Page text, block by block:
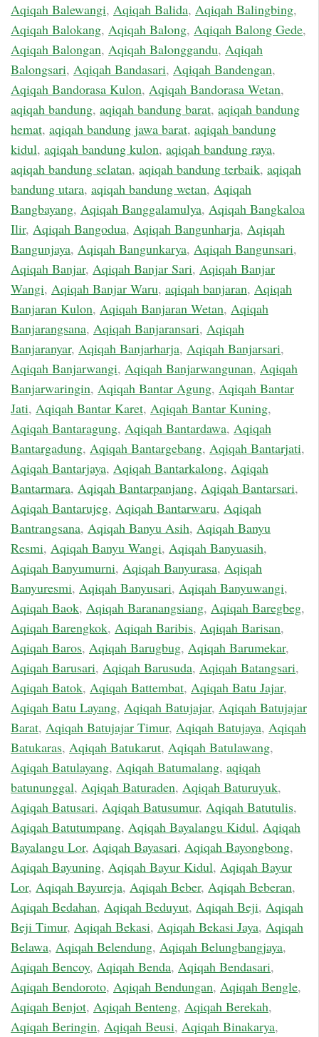
Aqiqah Balewangi, Aqiqah Balida, Aqiqah Balingbing,
Aqiqah Balokang, Aqiqah Balong, Aqiqah Balong Gede,
Aqiqah Balongan, Aqiqah Balonggandu, Aqiqah
Balongsari, Aqiqah Bandasari, Aqiqah Bandengan,
Aqiqah Bandorasa Kulon, Aqiqah Bandorasa Wetan,
aqiqah bandung, aqiqah bandung barat, aqiqah bandung
hemat, aqiqah bandung jawa barat, aqiqah bandung
kidul, aqiqah bandung kulon, aqiqah bandung raya,
aqiqah bandung selatan, aqiqah bandung terbaik, aqiqah
bandung utara, aqiqah bandung wetan, Aqiqah
Bangbayang, Aqiqah Banggalamulya, Aqiqah Bangkaloa
Ilir, Aqiqah Bangodua, Aqiqah Bangunharja, Aqiqah
Bangunjaya, Aqiqah Bangunkarya, Aqiqah Bangunsari,
Aqiqah Banjar, Aqiqah Banjar Sari, Aqiqah Banjar
Wangi, Aqiqah Banjar Waru, aqiqah banjaran, Aqiqah
Banjaran Kulon, Aqiqah Banjaran Wetan, Aqiqah
Banjarangsana, Aqiqah Banjaransari, Aqiqah
Banjaranyar, Aqiqah Banjarharja, Aqiqah Banjarsari,
Aqiqah Banjarwangi, Aqiqah Banjarwangunan, Aqiqah
Banjarwaringin, Aqiqah Bantar Agung, Aqiqah Bantar
Jati, Aqiqah Bantar Karet, Aqiqah Bantar Kuning,
Aqiqah Bantaragung, Aqiqah Bantardawa, Aqiqah
Bantargadung, Aqiqah Bantargebang, Aqiqah Bantarjati,
Aqiqah Bantarjaya, Aqiqah Bantarkalong, Aqiqah
Bantarmara, Aqiqah Bantarpanjang, Aqiqah Bantarsari,
Aqiqah Bantarujeg, Aqiqah Bantarwaru, Aqiqah
Bantrangsana, Aqiqah Banyu Asih, Aqiqah Banyu
Resmi, Aqiqah Banyu Wangi, Aqiqah Banyuasih,
Aqiqah Banyumurni, Aqiqah Banyurasa, Aqiqah
Banyuresmi, Aqiqah Banyusari, Aqiqah Banyuwangi,
Aqiqah Baok, Aqiqah Baranangsiang, Aqiqah Baregbeg,
Aqiqah Barengkok, Aqiqah Baribis, Aqiqah Barisan,
Aqiqah Baros, Aqiqah Barugbug, Aqiqah Barumekar,
Aqiqah Barusari, Aqiqah Barusuda, Aqiqah Batangsari,
Aqiqah Batok, Aqiqah Battembat, Aqiqah Batu Jajar,
Aqiqah Batu Layang, Aqiqah Batujajar, Aqiqah Batujajar
Barat, Aqiqah Batujajar Timur, Aqiqah Batujaya, Aqiqah
Batukaras, Aqiqah Batukarut, Aqiqah Batulawang,
Aqiqah Batulayang, Aqiqah Batumalang, aqiqah
batununggal, Aqiqah Baturaden, Aqiqah Baturuyuk,
Aqiqah Batusari, Aqiqah Batusumur, Aqiqah Batutulis,
Aqiqah Batutumpang, Aqiqah Bayalangu Kidul, Aqiqah
Bayalangu Lor, Aqiqah Bayasari, Aqiqah Bayongbong,
Aqiqah Bayuning, Aqiqah Bayur Kidul, Aqiqah Bayur
Lor, Aqiqah Bayureja, Aqiqah Beber, Aqiqah Beberan,
Aqiqah Bedahan, Aqiqah Beduyut, Aqiqah Beji, Aqiqah
Beji Timur, Aqiqah Bekasi, Aqiqah Bekasi Jaya, Aqiqah
Belawa, Aqiqah Belendung, Aqiqah Belungbangjaya,
Aqiqah Bencoy, Aqiqah Benda, Aqiqah Bendasari,
Aqiqah Bendoroto, Aqiqah Bendungan, Aqiqah Bengle,
Aqiqah Benjot, Aqiqah Benteng, Aqiqah Berekah,
Aqiqah Beringin, Aqiqah Beusi, Aqiqah Binakarya,